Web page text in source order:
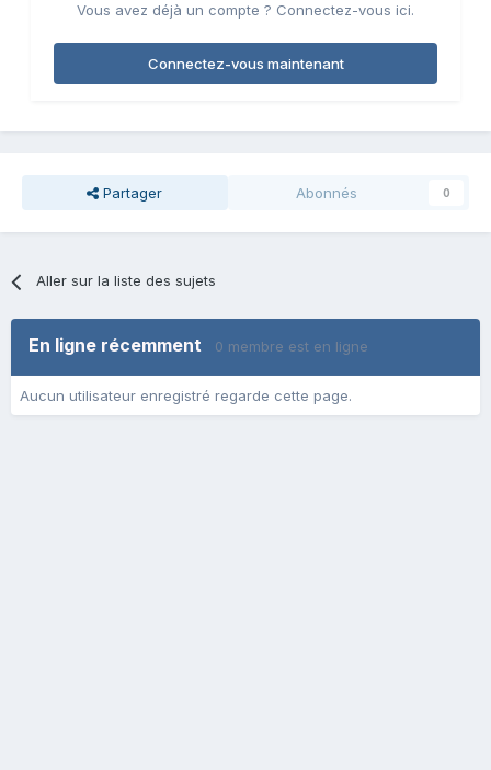
Vous avez déjà un compte ? Connectez-vous ici.
Connectez-vous maintenant
Partager Abonnés 0
Aller sur la liste des sujets
En ligne récemment 0 membre est en ligne
Aucun utilisateur enregistré regarde cette page.